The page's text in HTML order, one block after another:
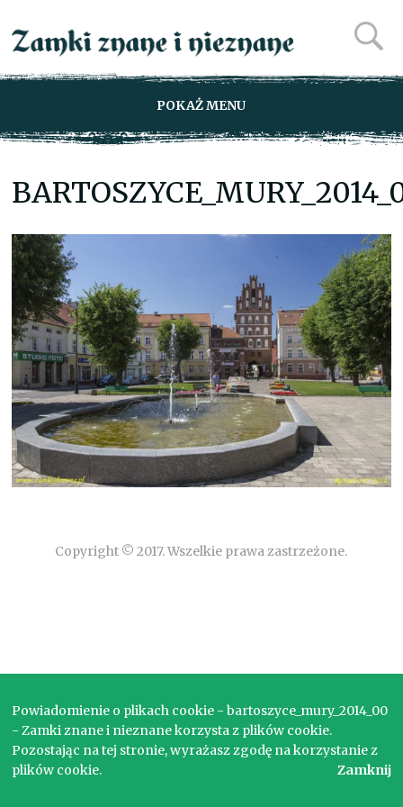
POKAŻ MENU
Copyright © 2017. Wszelkie prawa zastrzeżone.
Powiadomienie o plikach cookie - bartoszyce_mury_2014_00
- Zamki znane i nieznane korzysta z plików cookie.
Pozostając na tej stronie, wyrażasz zgodę na korzystanie z
plików cookie.
Zamknij